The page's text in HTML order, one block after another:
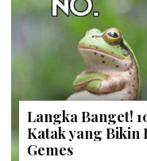
Langka Banget!
Katak yang Bikin
Gemes